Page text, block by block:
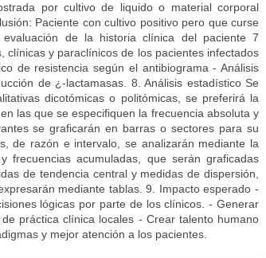
por cultivo de liquido o material corporal
Paciente con cultivo positivo pero que curse
de la historia clínica del paciente 7
clínicas y paraclínicos de los pacientes infectados
de resistencia según el antibiograma - Análisis
de ¿-lactamasas. 8. Análisis estadístico Se
dicotómicas o politómicas, se preferirá la
las que se especifiquen la frecuencia absoluta y
se graficarán en barras o sectores para su
de razón e intervalo, se analizarán mediante la
frecuencias acumuladas, que serán graficadas
de tendencia central y medidas de dispersión,
mediante tablas. 9. Impacto esperado -
lógicas por parte de los clínicos. - Generar
práctica clínica locales - Crear talento humano
y mejor atención a los pacientes.